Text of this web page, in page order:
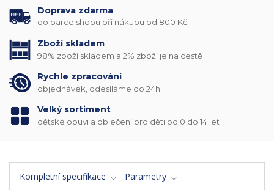
Doprava zdarma
do parcelshopu při nákupu od 800 Kč
Zboží skladem
98% zboží skladem a 2% zboží je na cestě
Rychle zpracování
objednávek, odesíláme do 24h
Velký sortiment
dětské obuvi a oblečení pro děti od 0 do 14 let
Kompletní specifikace Parametry